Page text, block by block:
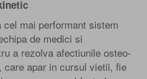
mai performant sistem
de medici si
a rezolva afectiunile osteo-
care apar in cursul vietii, fie